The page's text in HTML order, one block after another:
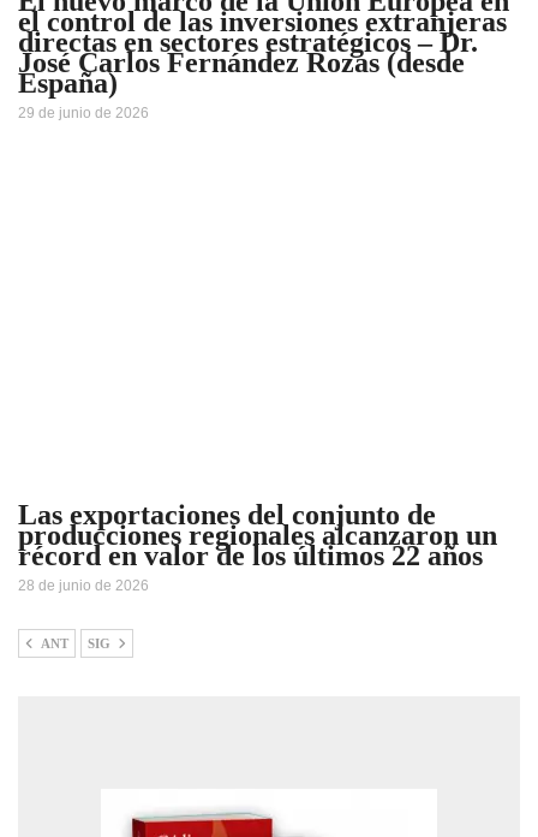
el control de las inversiones extranjeras
directas en sectores estratégicos – Dr.
José Carlos Fernández Rozas (desde
España)
29 de junio de 2026
Las exportaciones del conjunto de
producciones regionales alcanzaron un
récord en valor de los últimos 22 años
28 de junio de 2026
ANT SIG